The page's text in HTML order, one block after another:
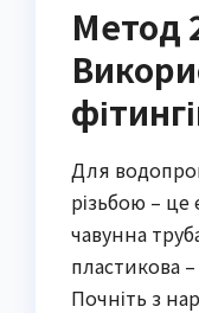
Метод
Для
різьбою –
чавунна
пластикова
Почніть з